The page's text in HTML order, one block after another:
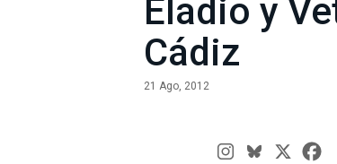
Eladio y
Cádiz
21 Ago, 2012